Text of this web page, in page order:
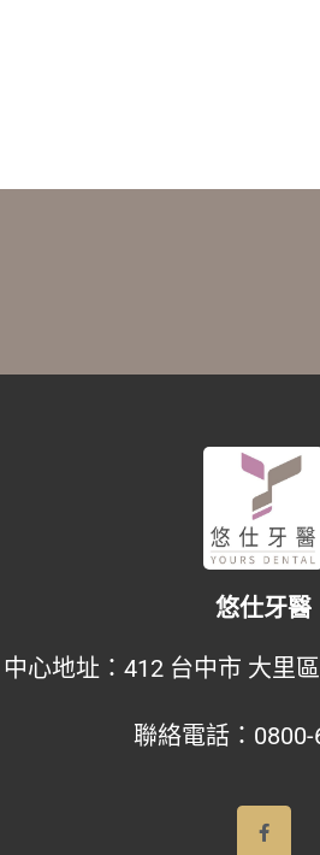
悠仕牙醫
中心地址： 412 台中市 大里
聯絡電話：